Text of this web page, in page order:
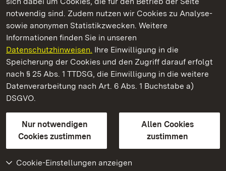
notwendig sind. Zudem nutzen wir Cookies zu Analyse-
sowie anonymen Statistikzwecken. Weitere
Informationen finden Sie in unseren
Datenschutzhinweisen. Ihre Einwilligung in die
Speicherung der Cookies und den Zugriff darauf erfolgt
nach § 25 Abs. 1 TTDSG, die Einwilligung in die weitere
Datenverarbeitung nach Art. 6 Abs. 1 Buchstabe a)
DSGVO.
Nur notwendigen
Cookies zustimmen
Allen Cookies
zustimmen
Cookie-Einstellungen anzeigen
Staatliche Schlösser und Gärten Baden‑Württemberg
Staatliche Schlösser und Gärten Baden-Württemberg
Kontakt
GebärdenspracheLeichte Sprache
Erklärung zur Barrierefreiheit
BITV-konform (geprüfte Seiten)
Weiteres